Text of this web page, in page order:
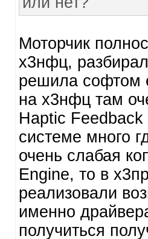
Моторчик
х3нфц,
решила софтом
на х3нфц там
Haptic Feedback
системе много
очень слабая
Engine, то в
реализовали
именно
получиться